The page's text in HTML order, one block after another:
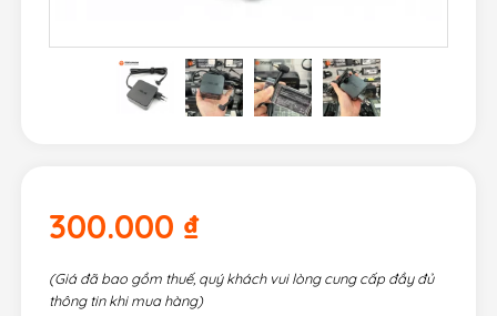
300.000 ₫
(Giá đã bao gồm thuế, quý khách vui lòng cung cấp đầy đủ
thông tin khi mua hàng)